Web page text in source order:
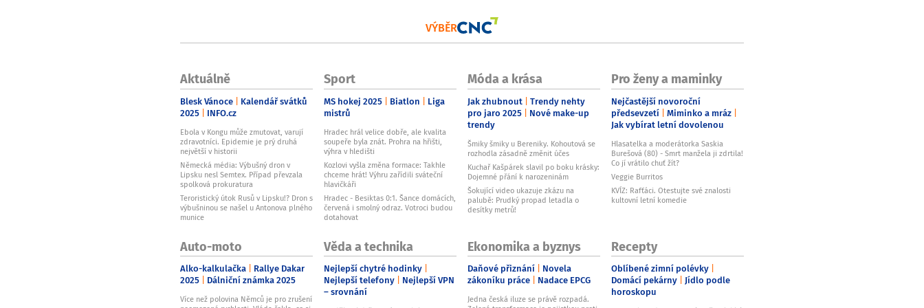
VÝBĚR
Aktuálně
Blesk Vánoce Kalendář svátků
2025 INFO.cz
Ebola v Kongu může zmutovat, varují
zdravotníci. Epidemie je prý druhá
největší v historii
Německá média: Výbušný dron v
Lipsku nesl Semtex. Případ převzala
spolková prokuratura
Teroristický útok Rusů v Lipsku!? Dron s
výbušninou se našel u Antonova plného
munice
Sport
MS hokej 2025 Biatlon
Liga
mistrů
Hradec hrál velice dobře, ale kvalita
soupeře byla znát. Prohra na hřišti,
výhra v hledišti
Kozlovi vyšla změna formace: Takhle
chceme hrát! Výhru zařídili sváteční
hlavičkáři
Hradec - Besiktas 0:1. Šance domácích,
červená i smolný odraz. Votroci budou
dotahovat
Móda a krása
Jak zhubnout Trendy nehty
pro jaro 2025 Nové make-up
trendy
Šmiky šmiky u Bereniky. Kohoutová se
rozhodla zásadně změnit účes
Kuchař Kašpárek slavil po boku krásky:
Dojemné přání k narozeninám
Šokující video ukazuje zkázu na
palubě: Prudký propad letadla o
desítky metrů!
Pro ženy a maminky
Nejčastější novoroční
předsevzetí Miminko a mráz
Jak vybírat letní dovolenou
Hlasatelka a moderátorka Saskia
Burešová (80) - Smrt manžela ji zdrtila!
Co jí vrátilo chuť žít?
Veggie Burritos
KVÍZ: Rafťáci. Otestujte své znalosti
kultovní letní komedie
Auto-moto
Alko-kalkulačka Rallye Dakar
2025 Dálniční známka 2025
Více než polovina Němců je pro zrušení
Věda a technika
Nejlepší chytré hodinky
Nejlepší telefony Nejlepší VPN
– srovnání
Ekonomika a byznys
Daňové přiznání Novela
zákoníku práce Nadace EPCG
Jedna česká iluze se právě rozpadá.
Recepty
Oblíbené zimní polévky
Domácí pekárny Jídlo podle
horoskopu